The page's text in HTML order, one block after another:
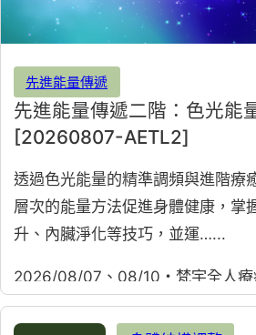
先進能量傳遞
先進能量傳遞二階：色光能
[20260807-AETL2]
透過色光能量的精準調頻與進階療
層次的能量方法促進身體健康，掌
升、內臟淨化等技巧，並運…...
2026/08/07、08/10・梵宇全人療